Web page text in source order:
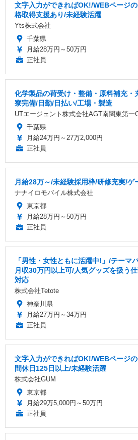
文字入力ができればOK!/WEBページ
格取得支援あり/未経験活躍
Yts株式会社
千葉県
月給28万円～50万円
正社員
化学製品の荷受け・整備・原料補充・
寮完備/日勤/日払い/工場・製造
UTエージェント株式会社AGT南関東第一
千葉県
月給24万円～27万2,000円
正社員
月給28万～/未経験採用枠/研修充実/ゲ
ナナイロモバイル株式会社
東京都
月給28万円～50万円
正社員
「男性・女性ともに活躍中!」/テーマ
月収30万円以上可/人気グッズを扱う
対応
株式会社Tetote
神奈川県
月給27万円～34万円
正社員
文字入力ができればOK!/WEBページ
間休日125日以上/未経験活躍
株式会社GUM
東京都
月給29万5,000円～50万円
正社員